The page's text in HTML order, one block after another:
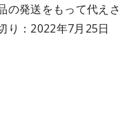
の発送をもって代えさ
り：2022年7月25日